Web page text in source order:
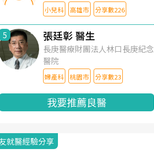
小兒科 高雄市 分享數226
5 張廷彰 醫生
長庚醫療財團法人林口長庚紀念
醫院
婦產科 桃園市 分享數23
我要推薦良醫
就醫經驗分享